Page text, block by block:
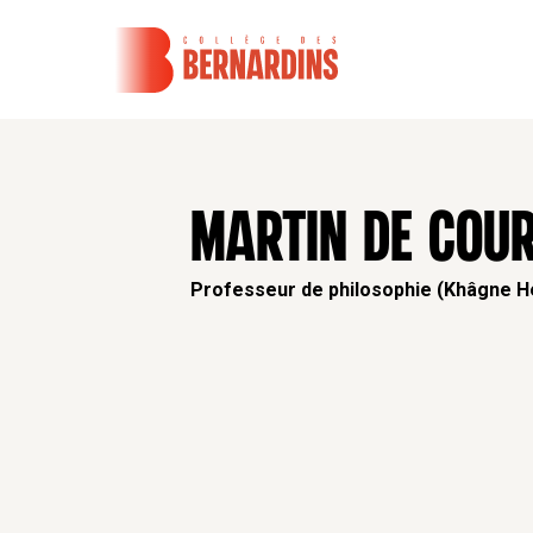
MARTIN DE
Professeur de philosophie (Khâgne